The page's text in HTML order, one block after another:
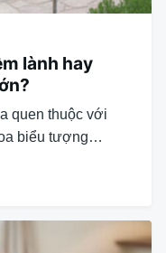
lành hay
quen thuộc với
biểu tượng…